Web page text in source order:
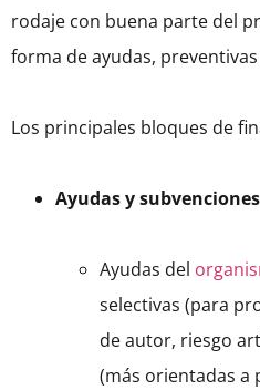
rodaje con buena parte del
forma de ayudas,
Los principales bloques de
Ayudas y subvenciones
Ayudas del
selectivas (para
de autor, riesgo
(más orientadas a